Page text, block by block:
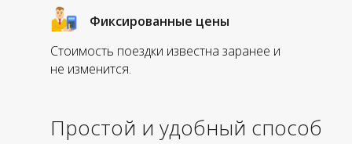
Стоимость поездки известна заранее и
не изменится.
Фиксированные цены
Простой и удобный способ